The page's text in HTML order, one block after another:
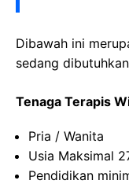
Dibawah ini
sedang
Tenaga Terapis
Pria / Wanita
Usia Maksimal
Pendidikan